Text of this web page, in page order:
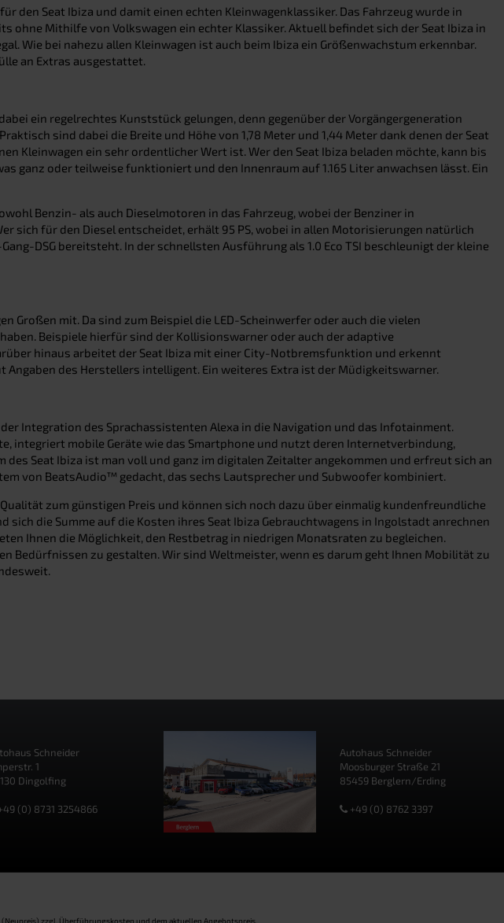
den Seat Ibiza und damit einen echten Kleinwagenklassiker. Das Fahrzeug wurde in
ohne Mithilfe von Volkswagen ein echter Klassiker. Aktuell befindet sich der Seat Ibiza in
Wie bei nahezu allen Kleinwagen ist auch beim Ibiza ein Größenwachstum erkennbar.
an Extras ausgestattet.
ein regelrechtes Kunststück gelungen, denn gegenüber der Vorgängergeneration
sind dabei die Breite und Höhe von 1,78 Meter und 1,44 Meter dank denen der Seat
Kleinwagen ein sehr ordentlicher Wert ist. Wer den Seat Ibiza beladen möchte, kann bis
ganz oder teilweise funktioniert und den Innenraum auf 1.165 Liter anwachsen lässt. Ein
Benzin- als auch Dieselmotoren in das Fahrzeug, wobei der Benziner in
sich für den Diesel entscheidet, erhält 95 PS, wobei in allen Motorisierungen natürlich
DSG bereitsteht. In der schnellsten Ausführung als 1.0 Eco TSI beschleunigt der kleine
Großen mit. Da sind zum Beispiel die LED-Scheinwerfer oder auch die vielen
Beispiele hierfür sind der Kollisionswarner oder auch der adaptive
hinaus arbeitet der Seat Ibiza mit einer City-Notbremsfunktion und erkennt
Angaben des Herstellers intelligent. Ein weiteres Extra ist der Müdigkeitswarner.
Integration des Sprachassistenten Alexa in die Navigation und das Infotainment.
integriert mobile Geräte wie das Smartphone und nutzt deren Internetverbindung,
Seat Ibiza ist man voll und ganz im digitalen Zeitalter angekommen und erfreut sich an
von BeatsAudio™ gedacht, das sechs Lautsprecher und Subwoofer kombiniert.
zum günstigen Preis und können sich noch dazu über einmalig kundenfreundliche
die Summe auf die Kosten ihres Seat Ibiza Gebrauchtwagens in Ingolstadt anrechnen
Ihnen die Möglichkeit, den Restbetrag in niedrigen Monatsraten zu begleichen.
Bedürfnissen zu gestalten. Wir sind Weltmeister, wenn es darum geht Ihnen Mobilität zu
Schneider
1
Dingolfing
(0) 8731 3254866
Autohaus Schneider
Moosburger Straße 21
85459 Berglern/Erding
+49 (0) 8762 3397
zzgl. Überführungskosten und dem aktuellen Angebotspreis.